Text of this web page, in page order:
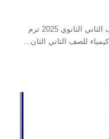
اقوي مذكرة كيمياء للصف الثاني الثانوي 2025 ترم